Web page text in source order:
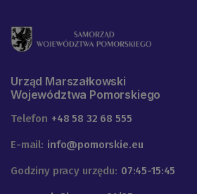
Urząd Marszałkowski
Województwa Pomorskiego
Telefon +48 58 32 68 555
E-mail: info@pomorskie.eu
Godziny pracy urzędu: 07:45-15:45